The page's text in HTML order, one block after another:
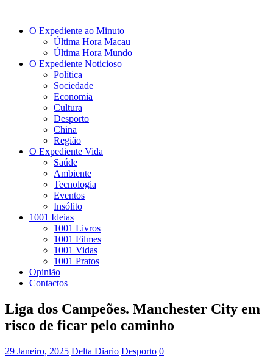
O Expediente ao Minuto
Última Hora Macau
Última Hora Mundo
O Expediente Noticioso
Política
Sociedade
Economia
Cultura
Desporto
China
Região
O Expediente Vida
Saúde
Ambiente
Tecnologia
Eventos
Insólito
1001 Ideias
1001 Livros
1001 Filmes
1001 Vidas
1001 Pratos
Opinião
Contactos
Liga dos Campeões. Manchester City em
risco de ficar pelo caminho
29 Janeiro, 2025 Delta Diario Desporto 0